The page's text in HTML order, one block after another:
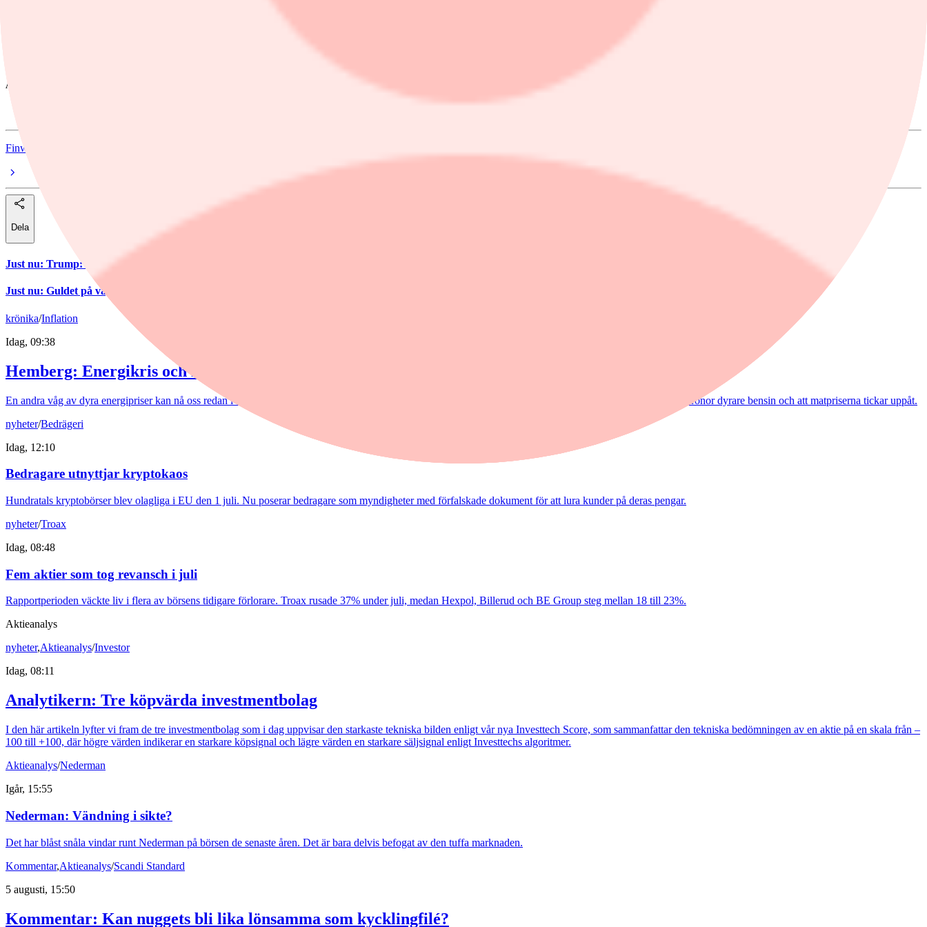
Ämnen i artikeln
Hemnet
Finwire
Dela
Just nu: Trump: Räntebeslut är inte enbart upp till Warsh
Just nu: Guldet på väg mot starkaste börsveckan sedan januari
krönika/Inflation
Idag, 09:38
Hemberg: Energikris och ny inflationsvåg väntar
En andra våg av dyra energipriser kan nå oss redan i höst. Europas gaslager pekar i den riktningen. Samtidigt möter svenskarna besvärligt höga elpriser, fyra kronor dyrare bensin och att matpriserna tickar uppåt.
nyheter/Bedrägeri
Idag, 12:10
Bedragare utnyttjar kryptokaos
Hundratals kryptobörser blev olagliga i EU den 1 juli. Nu poserar bedragare som myndigheter med förfalskade dokument för att lura kunder på deras pengar.
nyheter/Troax
Idag, 08:48
Fem aktier som tog revansch i juli
Rapportperioden väckte liv i flera av börsens tidigare förlorare. Troax rusade 37% under juli, medan Hexpol, Billerud och BE Group steg mellan 18 till 23%.
Aktieanalys
nyheter,Aktieanalys/Investor
Idag, 08:11
Analytikern: Tre köpvärda investmentbolag
I den här artikeln lyfter vi fram de tre investmentbolag som i dag uppvisar den starkaste tekniska bilden enligt vår nya Investtech Score, som sammanfattar den tekniska bedömningen av en aktie på en skala från –
100 till +100, där högre värden indikerar en starkare köpsignal och lägre värden en starkare säljsignal enligt Investtechs algoritmer.
Aktieanalys/Nederman
Igår, 15:55
Nederman: Vändning i sikte?
Det har blåst snåla vindar runt Nederman på börsen de senaste åren. Det är bara delvis befogat av den tuffa marknaden.
Kommentar,Aktieanalys/Scandi Standard
5 augusti, 15:50
Kommentar: Kan nuggets bli lika lönsamma som kycklingfilé?